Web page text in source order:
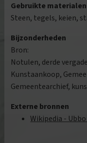
Gebruikte materialen
Steen, tegels, keien,
Bijzonderheden
Bron:
Notulen, derde
Kunstaankoop,
Gemeentearchief,
Externe bronnen
Wikipedia -